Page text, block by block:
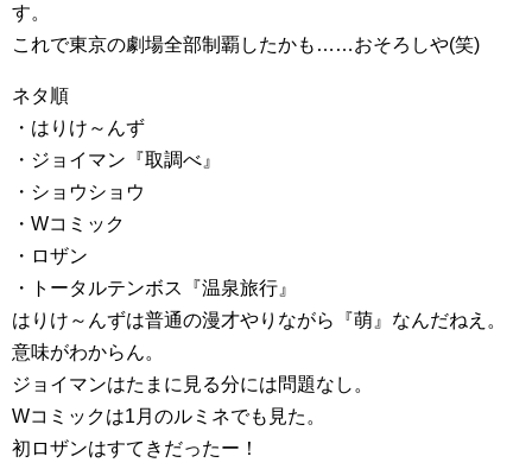
す。
これで東京の劇場全部制覇したかも……おそろしや(笑)
ネタ順
・はりけ～んず
・ジョイマン『取調べ』
・ショウショウ
・Wコミック
・ロザン
・トータルテンボス『温泉旅行』
はりけ～んずは普通の漫才やりながら『萌』なんだねえ。
意味がわからん。
ジョイマンはたまに見る分には問題なし。
Wコミックは1月のルミネでも見た。
初ロザンはすてきだったー！